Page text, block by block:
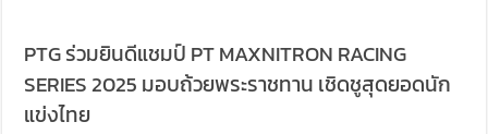
PTG ร่วมยินดีแชมป์ PT MAXNITRON RACING
SERIES 2025 มอบถ้วยพระราชทาน เชิดชูสุดยอดนัก
แข่งไทย